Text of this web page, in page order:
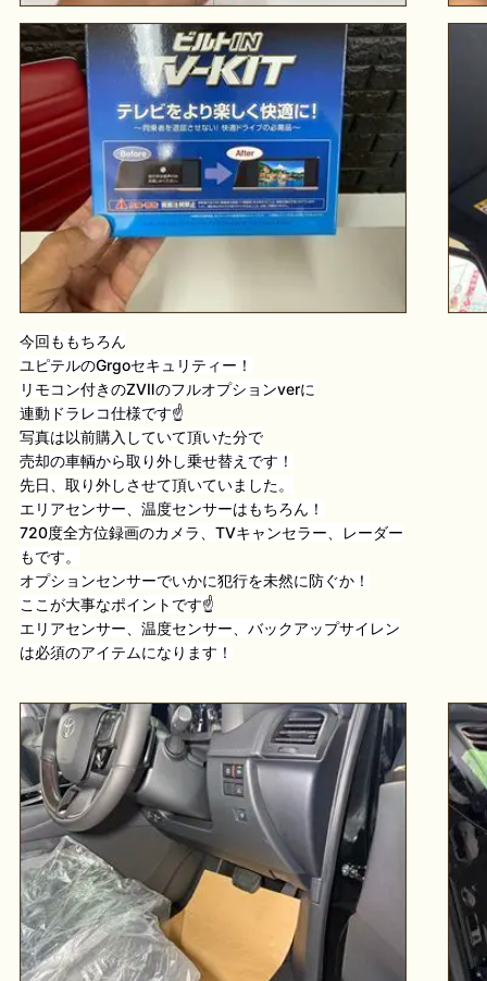
今回ももちろん
ユピテルのGrgoセキュリティー！
リモコン付きのZVⅡのフルオプションverに
連動ドラレコ仕様です☝️
写真は以前購入していて頂いた分で
売却の車輌から取り外し乗せ替えです！
先日、取り外しさせて頂いていました。
エリアセンサー、温度センサーはもちろん！
720度全方位録画のカメラ、TVキャンセラー、レーダー
もです。
オプションセンサーでいかに犯行を未然に防ぐか！
ここが大事なポイントです☝️
エリアセンサー、温度センサー、バックアップサイレン
は必須のアイテムになります！